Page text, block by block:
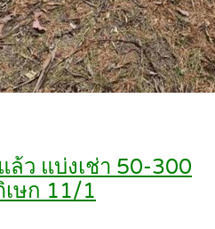
ล้ว แบ่งเช่า 50-300
ษก 11/1